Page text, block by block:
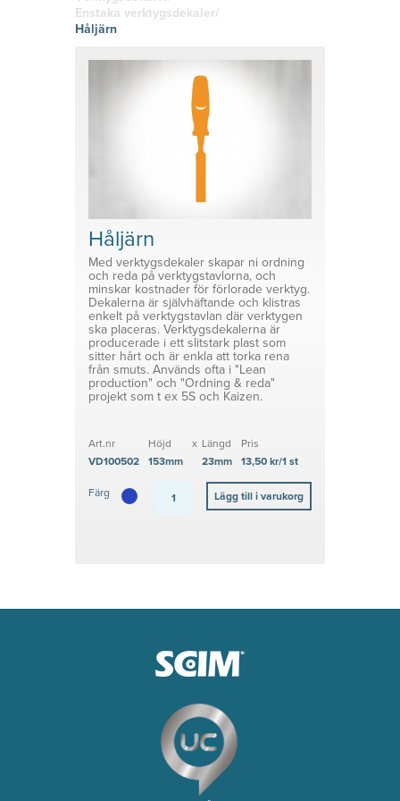
vinyl
Självhäftand
e eller
Prisvärda
rätta
Skyltklämmor
Konsoler
System för avdelare
Medicinsk Skyddsutrustning
Tillbehör ESL enheter
Enstaka verktygsdekaler/
Håljärn
Håljärn
Med verktygsdekaler skapar ni ordning
och reda på verktygstavlorna, och
minskar kostnader för förlorade verktyg.
Dekalerna är självhäftande och klistras
enkelt på verktygstavlan där verktygen
ska placeras. Verktygsdekalerna är
producerade i ett slitstark plast som
sitter hårt och är enkla att torka rena
från smuts. Används ofta i "Lean
production" och "Ordning & reda"
projekt som t ex 5S och Kaizen.
Art.nr
VD100502
Höjd
153mm
x Längd
23mm
Pris
13,50 kr/1 st
Färg